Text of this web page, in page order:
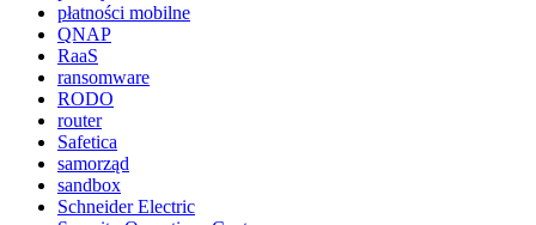
płatności mobilne
QNAP
RaaS
ransomware
RODO
router
Safetica
samorząd
sandbox
Schneider Electric